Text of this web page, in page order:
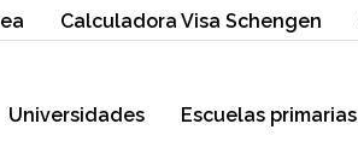
Calculadora Visa Schengen
Universidades Escuelas primarias